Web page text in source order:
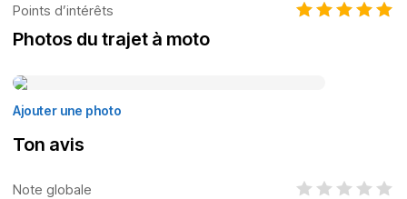
Points d’intérêts
Photos du trajet à moto
Ajouter une photo
Ton avis
Note globale